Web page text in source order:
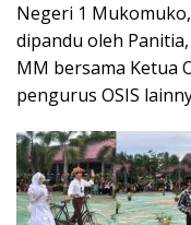
Negeri 1
dipandu oleh Panitia,
MM bersama Ketua
pengurus OSIS